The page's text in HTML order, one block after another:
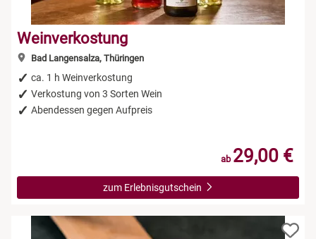
Weinverkostung
Bad Langensalza, Thüringen
ca. 1 h Weinverkostung
Verkostung von 3 Sorten Wein
Abendessen gegen Aufpreis
ab 29,00 €
zum Erlebnisgutschein